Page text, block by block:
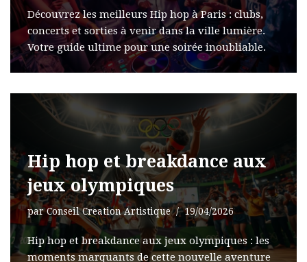
Découvrez les meilleurs Hip hop à Paris : clubs,
concerts et sorties à venir dans la ville lumière.
Votre guide ultime pour une soirée inoubliable.
Hip hop et breakdance aux
jeux olympiques
parConseil Creation Artistique 19/04/2026
Hip hop et breakdance aux jeux olympiques : les
moments marquants de cette nouvelle aventure